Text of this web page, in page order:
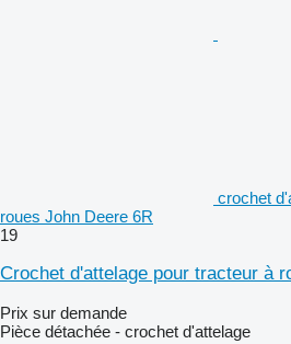
crochet
roues John Deere 6R
19
Crochet d'attelage pour tracteur à
Prix sur demande
Pièce détachée - crochet d'attelage